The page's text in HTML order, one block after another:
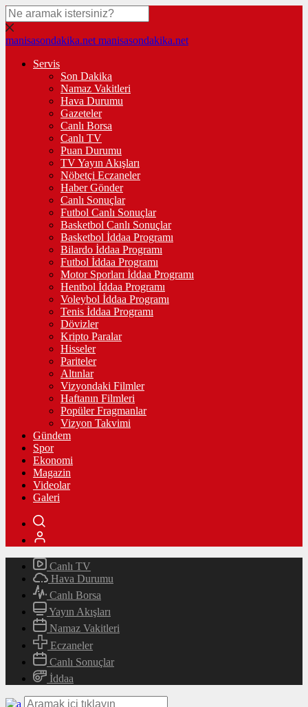
manisasondakika.net manisasondakika.net
Servis
Son Dakika
Namaz Vakitleri
Hava Durumu
Gazeteler
Canlı Borsa
Canlı TV
Puan Durumu
TV Yayın Akışları
Nöbetçi Eczaneler
Haber Gönder
Canlı Sonuçlar
Futbol Canlı Sonuçlar
Basketbol Canlı Sonuçlar
Basketbol İddaa Programı
Bilardo İddaa Programı
Futbol İddaa Programı
Motor Sporları İddaa Programı
Hentbol İddaa Programı
Voleybol İddaa Programı
Tenis İddaa Programı
Dövizler
Kripto Paralar
Hisseler
Pariteler
Altınlar
Vizyondaki Filmler
Haftanın Filmleri
Popüler Fragmanlar
Vizyon Takvimi
Gündem
Spor
Ekonomi
Magazin
Videolar
Galeri
Canlı TV
Hava Durumu
Canlı Borsa
Yayın Akışları
Namaz Vakitleri
Eczaneler
Canlı Sonuçlar
İddaa